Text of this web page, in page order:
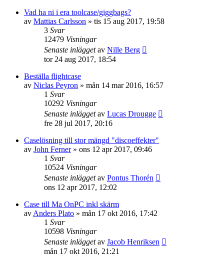
Vad ha ni i era toolcase/giggbags?
av Mattias Carlsson » tis 15 aug 2017, 19:58
3 Svar
12479 Visningar
Senaste inläggetav Nille Berg
tor 24 aug 2017, 18:54
Beställa flightcase
av Niclas Peyron » mån 14 mar 2016, 16:57
1 Svar
10292 Visningar
Senaste inläggetav Lucas Drougge
fre 28 jul 2017, 20:16
Caselösning till stor mängd "discoeffekter"
av John Ferner» ons 12 apr 2017, 09:46
1 Svar
10524 Visningar
Senaste inläggetav Pontus Thorén
ons 12 apr 2017, 12:02
Case till Ma OnPC inkl skärm
av Anders Plato » mån 17 okt 2016, 17:42
1 Svar
10598 Visningar
Senaste inläggetav Jacob Henriksen
mån 17 okt 2016, 21:21